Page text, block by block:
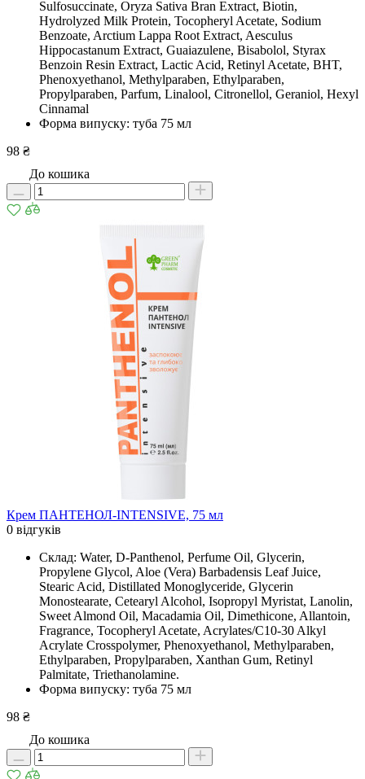
Sulfosuccinate, Oryza Sativa Bran Extract, Biotin,
Hydrolyzed Milk Protein, Tocopheryl Acetate, Sodium
Benzoate, Arctium Lappa Root Extract, Aesculus
Hippocastanum Extract, Guaiazulene, Bisabolol, Styrax
Benzoin Resin Extract, Lactic Acid, Retinyl Acetate, BHT,
Phenoxyethanol, Methylparaben, Ethylparaben,
Propylparaben, Parfum, Linalool, Citronellol, Geraniol, Hexyl
Cinnamal
Форма випуску: туба 75 мл
98 ₴
До кошика
Крем ПАНТЕНОЛ-INTENSIVE, 75 мл
0 відгуків
Склад: Water, D-Panthenol, Perfume Oil, Glycerin,
Propylene Glycol, Aloe (Vera) Barbadensis Leaf Juice,
Stearic Acid, Distillated Monoglyceridе, Glycerin
Monostearatе, Cetearyl Alcohol, Isopropyl Myristat, Lanolin,
Sweet Almond Oil, Macadamia Oil, Dimethicone, Allantoin,
Fragrance, Tocopheryl Acetate, Acrylates/C10-30 Alkyl
Acrylate Crosspolymer, Phenoxyethanol, Methylparaben,
Ethylparaben, Propylparaben, Xanthan Gum, Retinyl
Palmitate, Triethanolamine.
Форма випуску: туба 75 мл
98 ₴
До кошика